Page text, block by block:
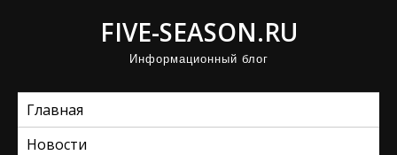
FIVE-SEASON.RU
Информационный блог
Главная
Новости